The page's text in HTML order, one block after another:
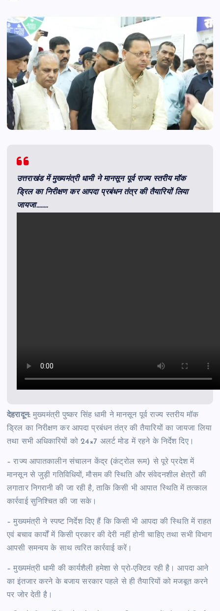
उत्तराखंड में मुख्यमंत्री धामी ने मानसून पूर्व राज्य स्तरीय मॉक
ड्रिल का निरीक्षण कर आपदा प्रबंधन तंत्र की तैयारियों लिया
जायजा……..
देहरादून:मुख्यमंत्री पुष्कर सिंह धामी ने मानसून पूर्व राज्य स्तरीय मॉक
ड्रिल का निरीक्षण कर आपदा प्रबंधन तंत्र की तैयारियों का जायजा लिया
तथा सभी अधिकारियों को 24×7 अलर्ट मोड में रहने के निर्देश दिए।
– राज्य आपातकालीन संचालन केंद्र (कंट्रोल रूम) से पूरे प्रदेश में
मानसून से जुड़ी गतिविधियों, मौसम की स्थिति और संवेदनशील क्षेत्रों की
लगातार निगरानी की जा रही है, ताकि किसी भी आपात स्थिति में तत्काल
कार्रवाई सुनिश्चित की जा सके।
– मुख्यमंत्री ने स्पष्ट निर्देश दिए हैं कि किसी भी आपदा की स्थिति में राहत
एवं बचाव कार्यों में किसी प्रकार की देरी नहीं होनी चाहिए तथा सभी विभाग
आपसी समन्वय के साथ त्वरित कार्रवाई करें।
– मुख्यमंत्री धामी की कार्यशैली हमेशा से प्रो-एक्टिव रही है। आपदा आने
का इंतजार करने के बजाय सरकार पहले से ही तैयारियों को मजबूत करने
पर जोर देती है।